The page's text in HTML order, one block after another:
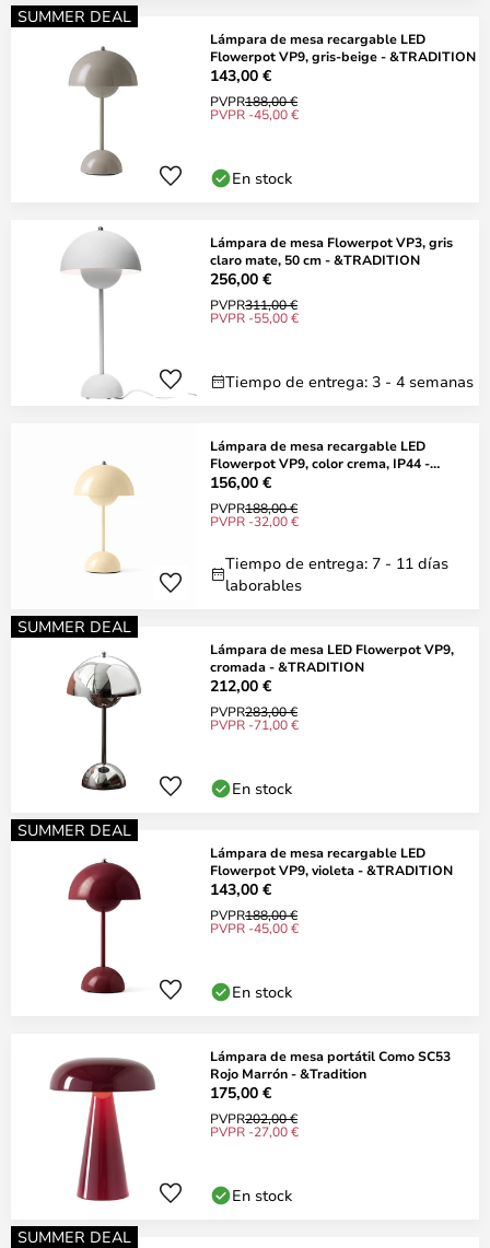
SUMMER DEAL
Lámpara de mesa recargable LED
Flowerpot VP9, gris-beige - &TRADITION
143,00 €
PVPR188,00 €
PVPR -45,00 €
En stock
Lámpara de mesa Flowerpot VP3, gris
claro mate, 50 cm - &TRADITION
256,00 €
PVPR311,00 €
PVPR -55,00 €
Tiempo de entrega: 3 - 4 semanas
Lámpara de mesa recargable LED
Flowerpot VP9, color crema, IP44 -
&TRADITION
156,00 €
PVPR188,00 €
PVPR -32,00 €
Tiempo de entrega: 7 - 11 días
laborables
SUMMER DEAL
Lámpara de mesa LED Flowerpot VP9,
cromada - &TRADITION
212,00 €
PVPR283,00 €
PVPR -71,00 €
En stock
SUMMER DEAL
Lámpara de mesa recargable LED
Flowerpot VP9, violeta - &TRADITION
143,00 €
PVPR188,00 €
PVPR -45,00 €
En stock
Lámpara de mesa portátil Como SC53
Rojo Marrón - &Tradition
175,00 €
PVPR202,00 €
PVPR -27,00 €
En stock
SUMMER DEAL